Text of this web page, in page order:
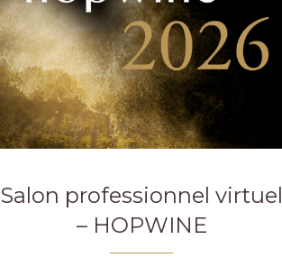
Salon professionnel virtuel
– HOPWINE